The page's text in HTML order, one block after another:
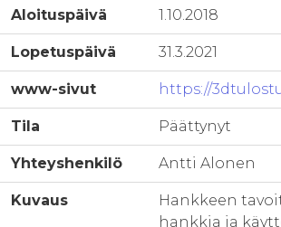
Aloituspäivä 1.10.2018
Lopetuspäivä 31.3.2021
www-sivut https://
Tila Päättynyt
Yhteyshenkilö Antti Alonen
Kuvaus
Hankkeen
hankkia ja